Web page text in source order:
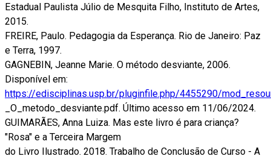
Estadual Paulista Júlio de Mesquita Filho, Instituto de Artes,
2015.
FREIRE, Paulo. Pedagogia da Esperança. Rio de Janeiro: Paz
e Terra, 1997.
GAGNEBIN, Jeanne Marie. O método desviante, 2006.
Disponível em:
https://edisciplinas.usp.br/pluginfile.php/4455290/
_O_metodo_desviante.pdf. Último acesso em 11/06/2024.
GUIMARÃES, Anna Luiza. Mas este livro é para criança?
"Rosa" e a Terceira Margem
do Livro Ilustrado. 2018. Trabalho de Conclusão de Curso - A